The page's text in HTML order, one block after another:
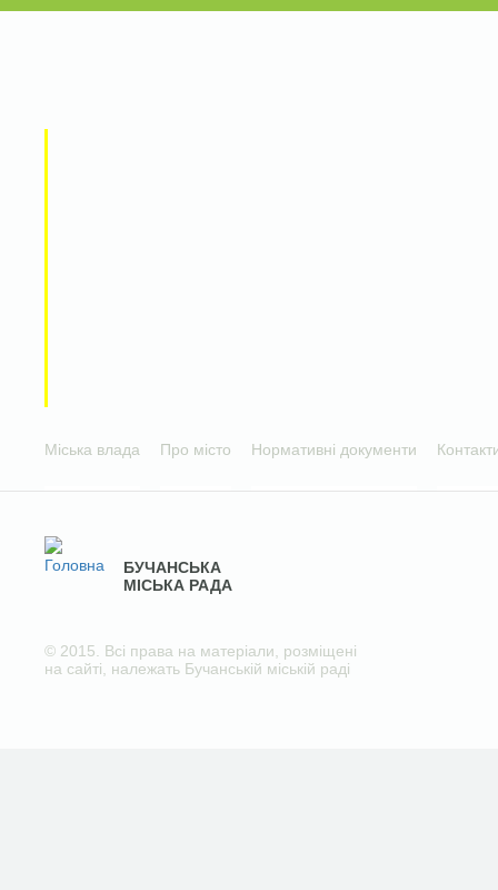
Міська влада Про місто Нормативні документи
БУЧАНСЬКА
МІСЬКА РАДА
© 2015. Всі права на матеріали, розміщені
на сайті, належать Бучанській міській раді